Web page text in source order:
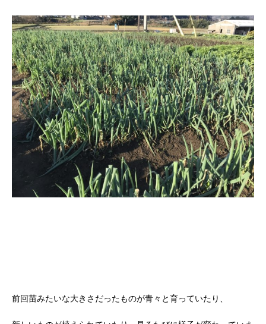
前回苗みたいな大きさだったものが青々と育っていたり、